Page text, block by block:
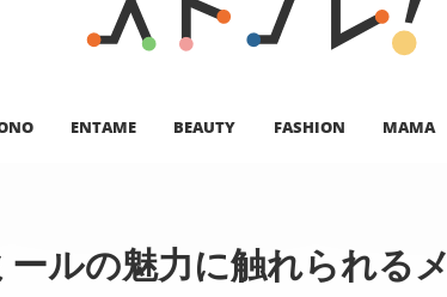
ENTAME BEAUTY FASHION MAMA
ルの魅力に触れられるメ